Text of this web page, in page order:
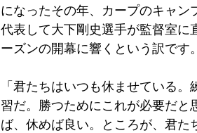
になったその年、カープのキャ
代表して大下剛史選手が監督室
ーズンの開幕に響くという訳です
「君たちはいつも休ませている
習だ。勝つためにこれが必要だと
ば、休めば良い。ところが、君